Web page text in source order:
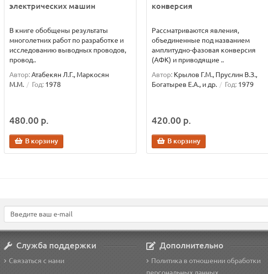
электрических машин
В книге обобщены результаты
многолетних работ по разработке и
исследованию выводных проводов,
провод..
Автор:Атабекян Л.Г., Маркосян
М.М.
Год: 1978
480.00 р.
В корзину
конверсия
Рассматриваются явления,
объединенные под названием
амплитудно-фазовая конверсия
(АФК) и приводящие ..
Автор: Крылов Г.М., Пруслин В.З.,
Богатырев Е.А., и др.
Год: 1979
420.00 р.
В корзину
Служба поддержки
Связаться с нами
Дополнительно
Политика в отношении обработки